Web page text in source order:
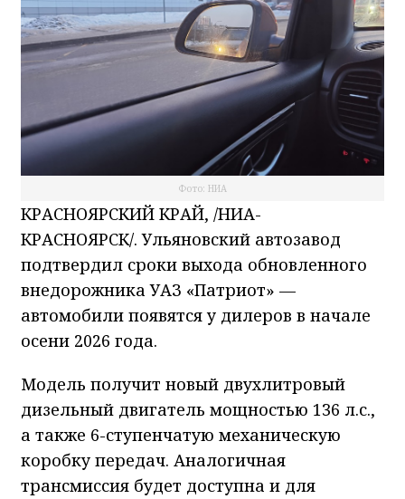
Фото: НИА
КРАСНОЯРСКИЙ КРАЙ, /НИА-
КРАСНОЯРСК/. Ульяновский автозавод
подтвердил сроки выхода обновленного
внедорожника УАЗ «Патриот» —
автомобили появятся у дилеров в начале
осени 2026 года.
Модель получит новый двухлитровый
дизельный двигатель мощностью 136 л.с.,
а также 6-ступенчатую механическую
коробку передач. Аналогичная
трансмиссия будет доступна и для